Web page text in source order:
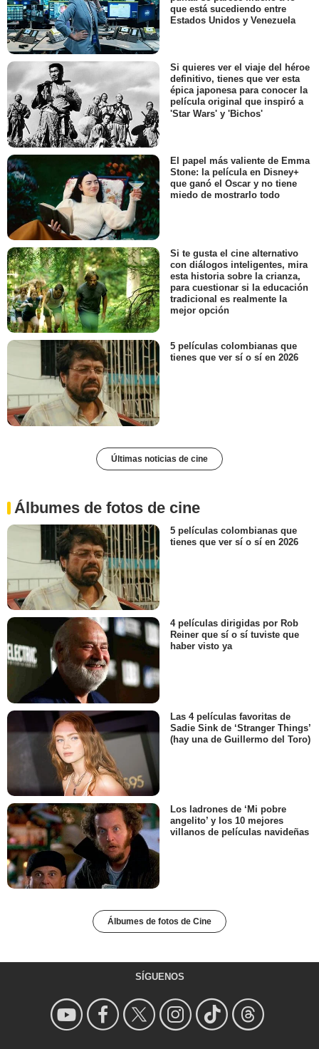
que está sucediendo entre
Estados Unidos y Venezuela
Si quieres ver el viaje del héroe
definitivo, tienes que ver esta
épica japonesa para conocer la
película original que inspiró a
'Star Wars' y 'Bichos'
El papel más valiente de Emma
Stone: la película en Disney+
que ganó el Oscar y no tiene
miedo de mostrarlo todo
Si te gusta el cine alternativo
con diálogos inteligentes, mira
esta historia sobre la crianza,
para cuestionar si la educación
tradicional es realmente la
mejor opción
5 películas colombianas que
tienes que ver sí o sí en 2026
Últimas noticias de cine
Álbumes de fotos de cine
5 películas colombianas que
tienes que ver sí o sí en 2026
4 películas dirigidas por Rob
Reiner que sí o sí tuviste que
haber visto ya
Las 4 películas favoritas de
Sadie Sink de ‘Stranger Things’
(hay una de Guillermo del Toro)
Los ladrones de ‘Mi pobre
angelito’ y los 10 mejores
villanos de películas navideñas
Álbumes de fotos de Cine
SÍGUENOS